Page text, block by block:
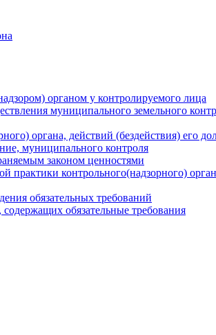
органом у контролируемого лица
муниципального земельного
органа, действий (бездействия) его
муниципального контроля
законом ценностями
практики контрольного(надзорного)
обязательных требований
обязательные требования